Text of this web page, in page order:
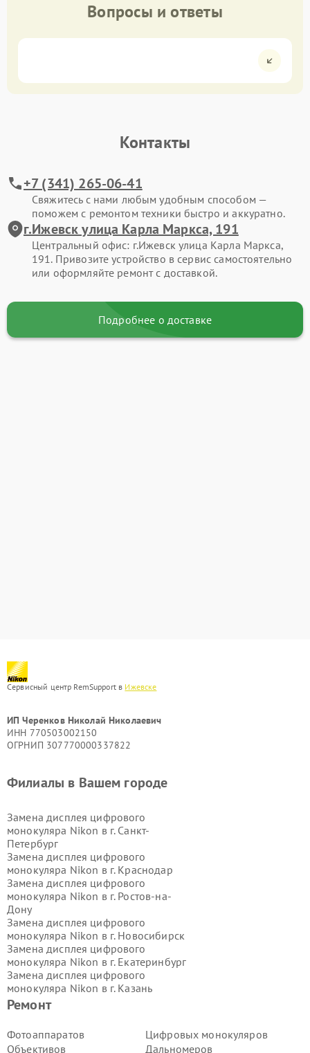
Вопросы и ответы
Контакты
+7 (341) 265-06-41
Свяжитесь с нами любым удобным способом —
поможем с ремонтом техники быстро и аккуратно.
г.Ижевск улица Карла Маркса, 191
Центральный офис: г.Ижевск улица Карла Маркса,
191. Привозите устройство в сервис самостоятельно
или оформляйте ремонт с доставкой.
Подробнее о доставке
Сервисный центр RemSupport в Ижевске
ИП Черенков Николай Николаевич
ИНН 770503002150
ОГРНИП 307770000337822
Ремонт
Фотоаппаратов
Объективов
Цифровых монокуляров
Дальномеров
Филиалы в Вашем городе
Замена дисплея цифрового
монокуляра Nikon в г. Санкт-
Петербург
Замена дисплея цифрового
монокуляра Nikon в г. Краснодар
Замена дисплея цифрового
монокуляра Nikon в г. Ростов-на-
Дону
Замена дисплея цифрового
монокуляра Nikon в г. Новосибирск
Замена дисплея цифрового
монокуляра Nikon в г. Екатеринбург
Замена дисплея цифрового
монокуляра Nikon в г. Казань
Замена дисплея цифрового
Замена дисплея цифрового
монокуляра Nikon в г.
Волгоград